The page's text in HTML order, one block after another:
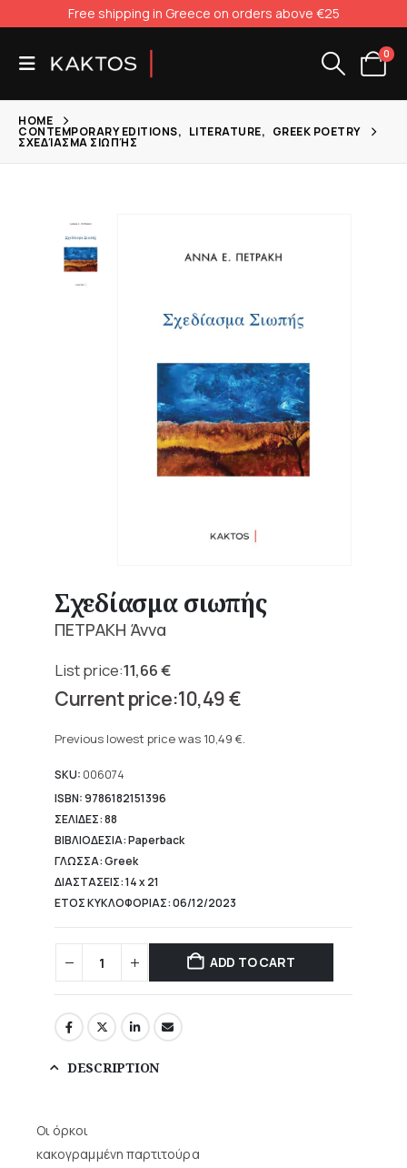
Free shipping in Greece on orders above €25
0
HOME
CONTEMPORARY EDITIONS, LITERATURE, GREEK POETRY
ΣΧΕΔΊΑΣΜΑ ΣΙΩΠΉΣ
Σχεδίασμα σιωπής
ΠΕΤΡΑΚΗ Άννα
11,66€
Original
price
11,66 €.
10,49€
price
10,49 €.
Previous lowest price was 10,49 €.
SKU: 006074
ISBN: 9786182151396
ΣΕΛΙΔΕΣ: 88
ΒΙΒΛΙΟΔΕΣΙΑ: Paperback
ΓΛΩΣΣΑ: Greek
ΔΙΑΣΤΑΣΕΙΣ: 14 x 21
ΕΤΟΣ ΚΥΚΛΟΦΟΡΙΑΣ: 06/12/2023
ADD TO CART
DESCRIPTION
Οι όρκοι
κακογραμμένη παρτιτούρα